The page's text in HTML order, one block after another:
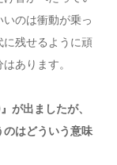
のは衝動が乗っ
に残せるように頑
あります。
が出ましたが、
はどういう意味